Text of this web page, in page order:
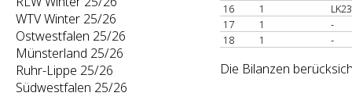
WTV Winter 25/26
Ostwestfalen 25/26
Münsterland 25/26
Ruhr-Lippe 25/26
Südwestfalen 25/26
16
1
17
1
-
18
1 -
Die Bilanzen